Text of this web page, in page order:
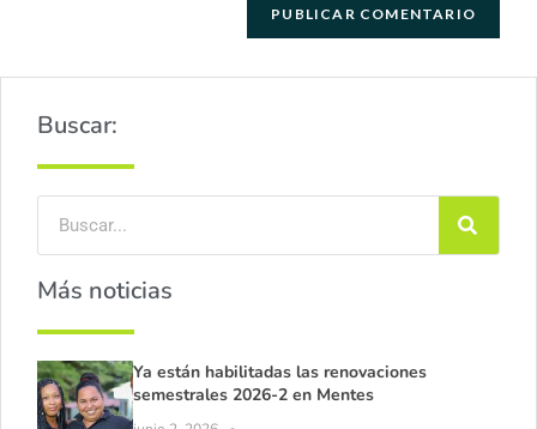
Buscar:
Más noticias
Ya están habilitadas las renovaciones
semestrales 2026-2 en Mentes